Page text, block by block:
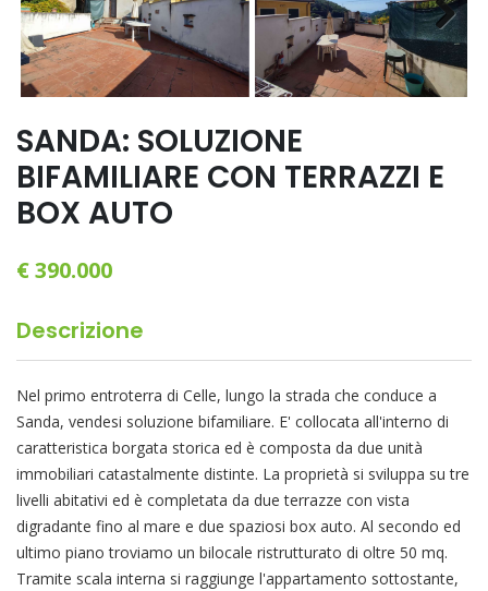
Next
SANDA: SOLUZIONE
BIFAMILIARE CON TERRAZZI E
BOX AUTO
€ 390.000
Descrizione
Nel primo entroterra di Celle, lungo la strada che conduce a
Sanda, vendesi soluzione bifamiliare. E' collocata all'interno di
caratteristica borgata storica ed è composta da due unità
immobiliari catastalmente distinte. La proprietà si sviluppa su tre
livelli abitativi ed è completata da due terrazze con vista
digradante fino al mare e due spaziosi box auto. Al secondo ed
ultimo piano troviamo un bilocale ristrutturato di oltre 50 mq.
Tramite scala interna si raggiunge l'appartamento sottostante,